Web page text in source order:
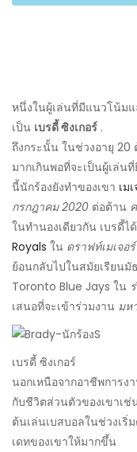
หนึ่งในผู้เล่นที่มีแนวโน้มแ
เป็น เบรดี้ ซิงเกอร์ .
ถึงกระนั้น ในช่วงอายุ 20
มากเกินพอที่จะเป็นผู้เล่น
นี้นักร้องยังทำของเขา เม
กรกฎาคม 2020 ต่อต้าน
ในทำนองเดียวกัน เบรดี้ไ
Royals ใน ดราฟท์เมเจอ
ย้อนกลับไปในสมัยเรียน
Toronto Blue Jays ใน
เสนอที่จะเข้าร่วมงาน มห
เบรดี้ ซิงเกอร์
นอกเหนือจากอาชีพการง
กับชีวิตส่วนตัวของเขาเช่
ต้นเล่นเบสบอลในช่วงเ
เดทของเขาให้มากขึ้น